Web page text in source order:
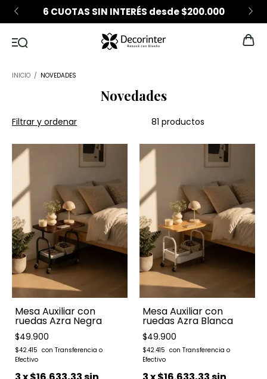
6 CUOTAS SIN INTERÉS desde $200.000
INICIO / NOVEDADES
Novedades
Filtrar y ordenar 81 productos
Mesa Auxiliar con
ruedas Azra Negra
$49.900
$42.415
Mesa Auxiliar con
ruedas Azra Blanca
$49.900
$42.415